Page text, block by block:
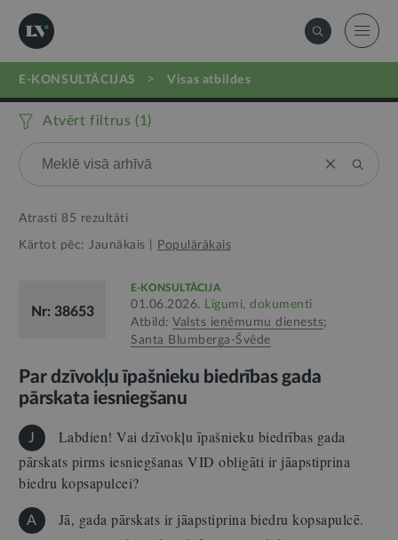
E-KONSULTĀCIJAS > visas atbildes
Atvērt filtrus (1 )
Atrasti 85 rezultāti
Kārtot pēc: Jaunākais Populārākais
Nr: 38653
E-KONSULTĀCIJA
01.06.2026. Līgumi, dokumenti
Atbild: Valsts ieņēmumu dienests;
Santa Blumberga-Švēde
Par dzīvokļu īpašnieku biedrības gada
pārskata iesniegšanu
J
Labdien! Vai dzīvokļu īpašnieku biedrības gada
pārskats pirms iesniegšanas VID obligāti ir jāapstiprina
biedru kopsapulcei?
A
Jā, gada pārskats ir jāapstiprina biedru kopsapulcē.